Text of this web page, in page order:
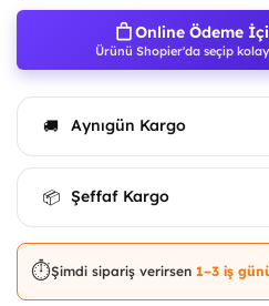
Online Ödeme
Ürünü Shopier'da seçip
🚚 Aynıgün Kargo
📦 Şeffaf Kargo
⏱️Şimdi sipariş verirsen 1–3 iş